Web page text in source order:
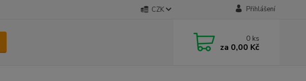
CZK Přihlášení
0 ks
za 0,00 Kč